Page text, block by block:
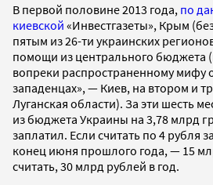
В первой половине 2013 года, по
киевской «Инвестгазеты», Крым
пятым из 26-ти украинских
помощи из центрального бюджета
вопреки распространенному мифу
западенцах», — Киев, на втором и
Луганская области). За эти шесть
из бюджета Украины на 3,78 млрд
заплатил. Если считать по 4 рубля
конец июня прошлого года, — 15
считать, 30 млрд рублей в год.